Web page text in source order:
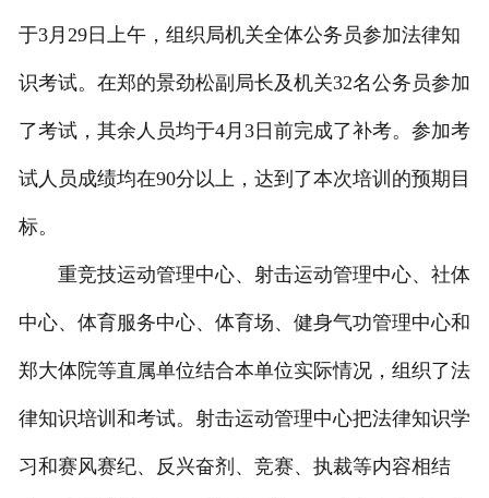
于3月29日上午，组织局机关全体公务员参加法律知
识考试。在郑的景劲松副局长及机关32名公务员参加
了考试，其余人员均于4月3日前完成了补考。参加考
试人员成绩均在90分以上，达到了本次培训的预期目
标。
重竞技运动管理中心、射击运动管理中心、社体
中心、体育服务中心、体育场、健身气功管理中心和
郑大体院等直属单位结合本单位实际情况，组织了法
律知识培训和考试。射击运动管理中心把法律知识学
习和赛风赛纪、反兴奋剂、竞赛、执裁等内容相结